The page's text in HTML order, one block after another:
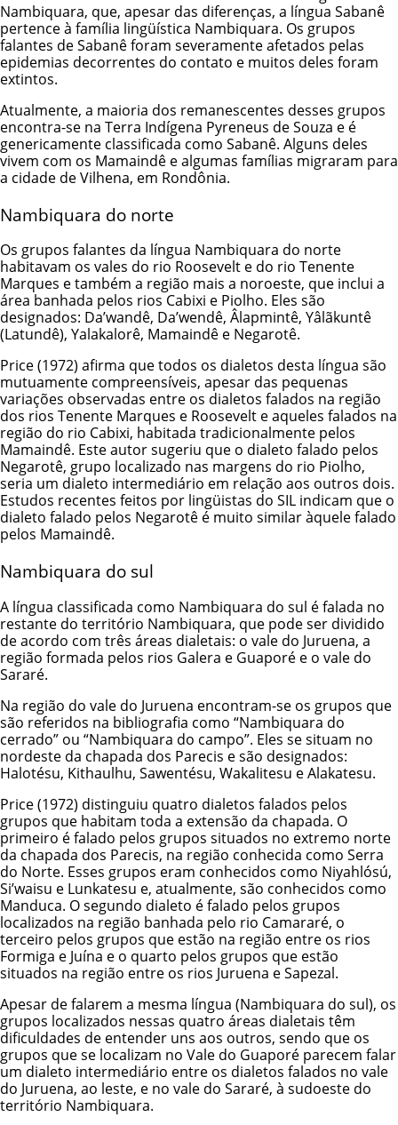
Nambiquara, que, apesar das diferenças, a língua Sabanê
pertence à família lingüística Nambiquara. Os grupos
falantes de Sabanê foram severamente afetados pelas
epidemias decorrentes do contato e muitos deles foram
extintos.
Atualmente, a maioria dos remanescentes desses grupos
encontra-se na Terra Indígena Pyreneus de Souza e é
genericamente classificada como Sabanê. Alguns deles
vivem com os Mamaindê e algumas famílias migraram para
a cidade de Vilhena, em Rondônia.
Nambiquara do norte
Os grupos falantes da língua Nambiquara do norte
habitavam os vales do rio Roosevelt e do rio Tenente
Marques e também a região mais a noroeste, que inclui a
área banhada pelos rios Cabixi e Piolho. Eles são
designados: Da’wandê, Da’wendê, Âlapmintê, Yâlãkuntê
(Latundê), Yalakalorê, Mamaindê e Negarotê.
Price (1972) afirma que todos os dialetos desta língua são
mutuamente compreensíveis, apesar das pequenas
variações observadas entre os dialetos falados na região
dos rios Tenente Marques e Roosevelt e aqueles falados na
região do rio Cabixi, habitada tradicionalmente pelos
Mamaindê. Este autor sugeriu que o dialeto falado pelos
Negarotê, grupo localizado nas margens do rio Piolho,
seria um dialeto intermediário em relação aos outros dois.
Estudos recentes feitos por lingüistas do SIL indicam que o
dialeto falado pelos Negarotê é muito similar àquele falado
pelos Mamaindê.
Nambiquara do sul
A língua classificada como Nambiquara do sul é falada no
restante do território Nambiquara, que pode ser dividido
de acordo com três áreas dialetais: o vale do Juruena, a
região formada pelos rios Galera e Guaporé e o vale do
Sararé.
Na região do vale do Juruena encontram-se os grupos que
são referidos na bibliografia como “Nambiquara do
cerrado” ou “Nambiquara do campo”. Eles se situam no
nordeste da chapada dos Parecis e são designados:
Halotésu, Kithaulhu, Sawentésu, Wakalitesu e Alakatesu.
Price (1972) distinguiu quatro dialetos falados pelos
grupos que habitam toda a extensão da chapada. O
primeiro é falado pelos grupos situados no extremo norte
da chapada dos Parecis, na região conhecida como Serra
do Norte. Esses grupos eram conhecidos como Niyahlósú,
Si’waisu e Lunkatesu e, atualmente, são conhecidos como
Manduca. O segundo dialeto é falado pelos grupos
localizados na região banhada pelo rio Camararé, o
terceiro pelos grupos que estão na região entre os rios
Formiga e Juína e o quarto pelos grupos que estão
situados na região entre os rios Juruena e Sapezal.
Apesar de falarem a mesma língua (Nambiquara do sul), os
grupos localizados nessas quatro áreas dialetais têm
dificuldades de entender uns aos outros, sendo que os
grupos que se localizam no Vale do Guaporé parecem falar
um dialeto intermediário entre os dialetos falados no vale
do Juruena, ao leste, e no vale do Sararé, à sudoeste do
território Nambiquara.